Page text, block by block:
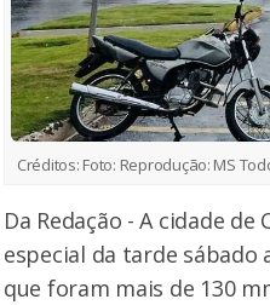
Créditos: Foto: Reprodução: MS
Da Redação - A cidade
especial da tarde sábado
que foram mais de 130